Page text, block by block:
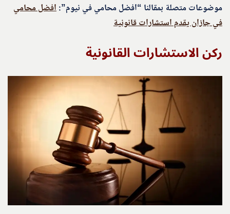
موضوعات متصلة بمقالنا “افضل محامي في نيوم”:افضل محامي
في جازان يقدم استشارات قانونية
ركن الاستشارات القانونية